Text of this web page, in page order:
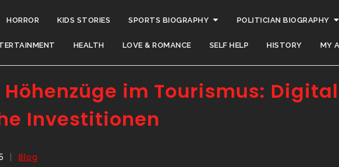
HORROR KIDS STORIES SPORTS BIOGRAPHY POLITICIAN BIOGRAPHY
HEALTH LOVE & ROMANCE SELF HELP HISTORY MY
im Tourismus:
Investitionen
Blog